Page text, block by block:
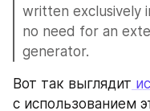
written exclusively
no need for an
generator.
Вот так выглядит
с использованием